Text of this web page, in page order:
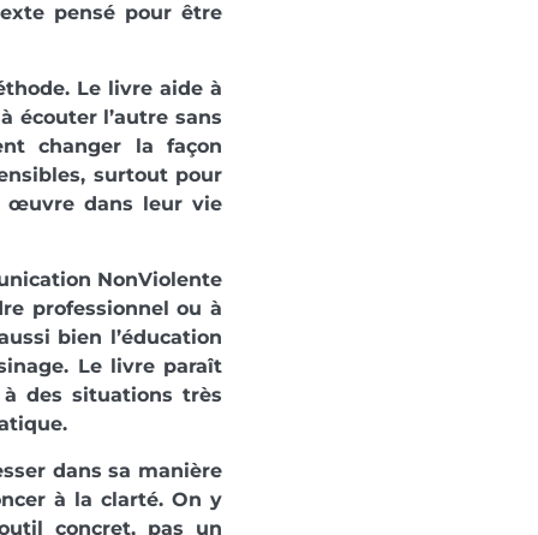
pensé pour être
Le livre aide à
écouter l’autre sans
changer la façon
surtout pour
œuvre dans leur vie
NonViolente
professionnel ou à
bien l’éducation
Le livre paraît
des situations très
dans sa manière
à la clarté. On y
concret, pas un